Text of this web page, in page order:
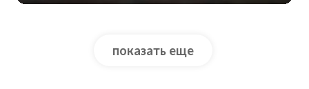
показать еще